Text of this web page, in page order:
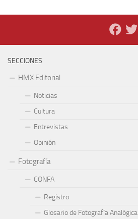
SECCIONES
HMX Editorial
Noticias
Cultura
Entrevistas
Opinión
Fotografía
CONFA
Registro
Glosario de Fotografía Analógica